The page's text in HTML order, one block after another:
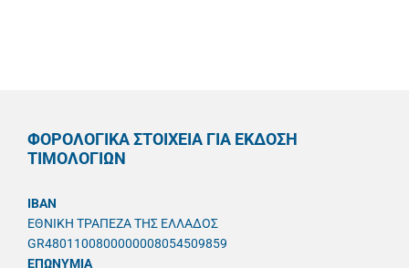
ΦΟΡΟΛΟΓΙΚΑ ΣΤΟΙΧΕΙΑ ΓΙΑ ΕΚΔΟΣΗ
ΤΙΜΟΛΟΓΙΩΝ
IBAN
ΕΘΝΙΚΗ ΤΡΑΠΕΖΑ ΤΗΣ ΕΛΛΑΔΟΣ
GR4801100800000008054509859
ΕΠΩΝΥΜΙΑ